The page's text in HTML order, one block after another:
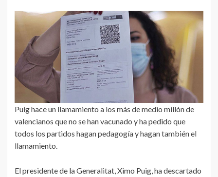
Puig hace un llamamiento a los más de medio millón de
valencianos que no se han vacunado y ha pedido que
todos los partidos hagan pedagogía y hagan también el
llamamiento.
El presidente de la Generalitat, Ximo Puig, ha descartado